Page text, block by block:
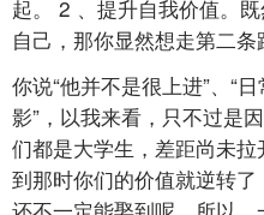
起。 2 、提升自我价值。
自己，那你显然想走第二条
你说“他并不是很上进”、“
影”，以我来看，只不过是
们都是大学生，差距尚未
到那时你们的价值就逆转